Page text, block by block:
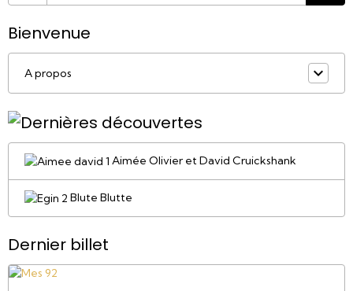
Bienvenue
A propos
Aimée Olivier et David Cruickshank
Blute Blutte
Dernier billet